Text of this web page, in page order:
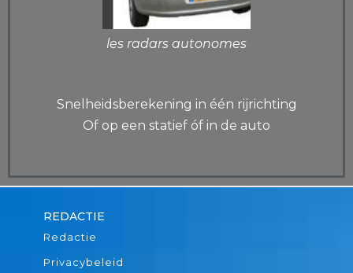
les radars autonomes
Snelheidsberekening in één rijrichting
Of op een statief óf in de auto
REDACTIE
Redactie
Privacybeleid